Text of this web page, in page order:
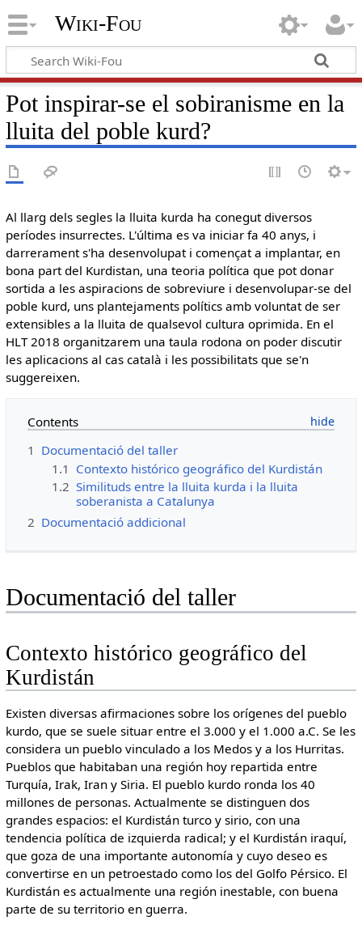
Wiki-Fou
Pot inspirar-se el sobiranisme en la
lluita del poble kurd?
Al llarg dels segles la lluita kurda ha conegut diversos
períodes insurrectes. L'última es va iniciar fa 40 anys, i
darrerament s'ha desenvolupat i començat a implantar, en
bona part del Kurdistan, una teoria política que pot donar
sortida a les aspiracions de sobreviure i desenvolupar-se del
poble kurd, uns plantejaments polítics amb voluntat de ser
extensibles a la lluita de qualsevol cultura oprimida. En el
HLT 2018 organitzarem una taula rodona on poder discutir
les aplicacions al cas català i les possibilitats que se'n
suggereixen.
Contents
1 Documentació del taller
1.1 Contexto histórico geográfico del Kurdistán
1.2 Similituds entre la lluita kurda i la lluita
soberanista a Catalunya
2 Documentació addicional
Documentació del taller
Contexto histórico geográfico del
Kurdistán
Existen diversas afirmaciones sobre los orígenes del pueblo
kurdo, que se suele situar entre el 3.000 y el 1.000 a.C. Se les
considera un pueblo vinculado a los Medos y a los Hurritas.
Pueblos que habitaban una región hoy repartida entre
Turquía, Irak, Iran y Siria. El pueblo kurdo ronda los 40
millones de personas. Actualmente se distinguen dos
grandes espacios: el Kurdistán turco y sirio, con una
tendencia política de izquierda radical; y el Kurdistán iraquí,
que goza de una importante autonomía y cuyo deseo es
convertirse en un petroestado como los del Golfo Pérsico. El
Kurdistán es actualmente una región inestable, con buena
parte de su territorio en guerra.